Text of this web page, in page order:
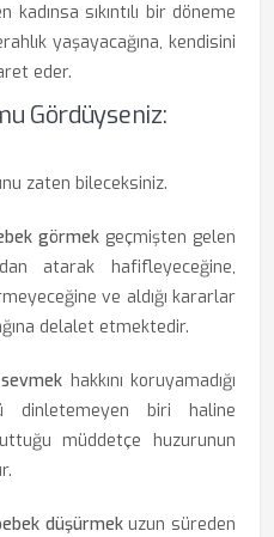
sıkıntılı bir döneme
yaşayacağına, kendisini
eder.
Gördüyseniz:
zaten bileceksiniz.
görmekgeçmişten gelen
atarak hafifleyeceğine,
ve aldığı kararlar
delalet etmektedir.
hakkını koruyamadığı
dinletemeyen biri haline
müddetçe huzurunun
düşürmekuzun süreden